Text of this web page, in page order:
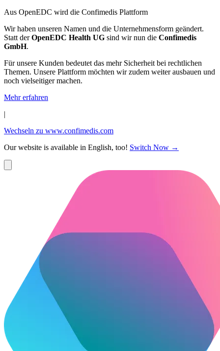
Aus OpenEDC wird die Confimedis Plattform
Wir haben unseren Namen und die Unternehmensform geändert.
Statt derOpenEDC Health UG sind wir nun die Confimedis
GmbH.
Für unsere Kunden bedeutet das mehr Sicherheit bei rechtlichen
Themen. Unsere Plattform möchten wir zudem weiter ausbauen und
noch vielseitiger machen.
Mehr erfahren
|
Wechseln zu www.confimedis.com
Our website is available in English, too! Switch Now →